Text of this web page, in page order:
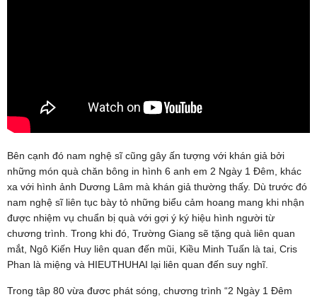
Bên cạnh đó nam nghệ sĩ cũng gây ấn tượng với khán giả bởi
những món quà chăn bông in hình 6 anh em 2 Ngày 1 Đêm, khác
xa với hình ảnh Dương Lâm mà khán giả thường thấy. Dù trước đó
nam nghệ sĩ liên tục bày tỏ những biểu cảm hoang mang khi nhận
được nhiệm vụ chuẩn bị quà với gợi ý ký hiệu hình người từ
chương trình. Trong khi đó, Trường Giang sẽ tặng quà liên quan
mắt, Ngô Kiến Huy liên quan đến mũi, Kiều Minh Tuấn là tai, Cris
Phan là miệng và HIEUTHUHAI lại liên quan đến suy nghĩ.
Trong tâp 80 vừa đươc phát sóng, chương trình “2 Ngày 1 Đêm